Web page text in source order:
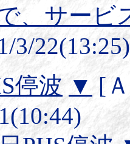
、サービ
3/22(13:25)
停波 ▼ [